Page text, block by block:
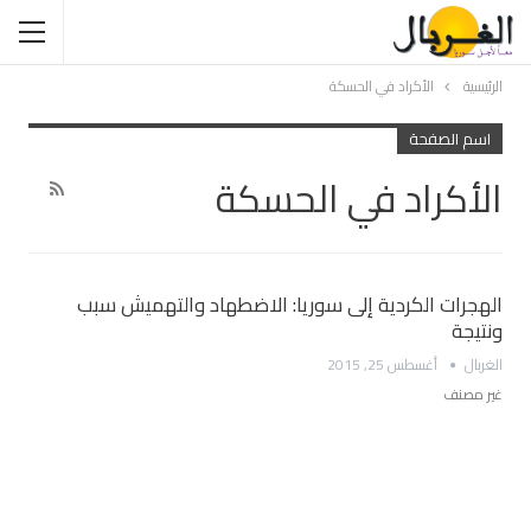
الرئيسية الأكراد في الحسكة
اسم الصفحة
الأكراد في الحسكة
الهجرات الكردية إلى سوريا: الاضطهاد والتهميش سبب
ونتيجة
الغربال
أغسطس 25, 2015
غير مصنف